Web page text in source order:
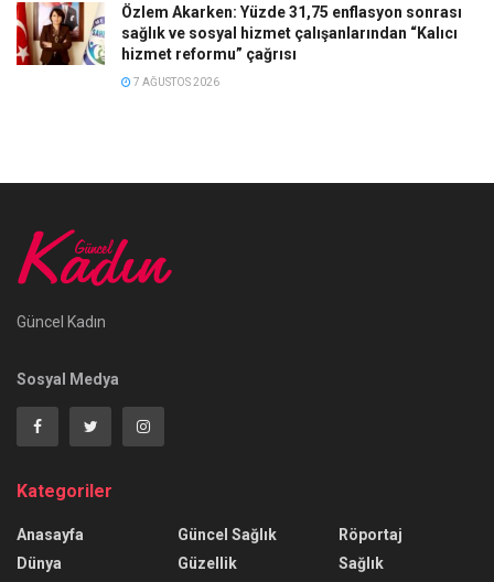
Özlem Akarken: Yüzde 31,75 enflasyon sonrası
sağlık ve sosyal hizmet çalışanlarından “Kalıcı
hizmet reformu” çağrısı
7 AĞUSTOS 2026
Güncel Kadın
Sosyal Medya
Kategoriler
Anasayfa
Dünya
Güncel Sağlık
Güzellik
Röportaj
Sağlık